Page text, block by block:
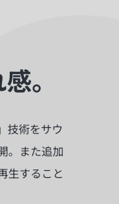
。
技術をサウ
。また追加
生すること